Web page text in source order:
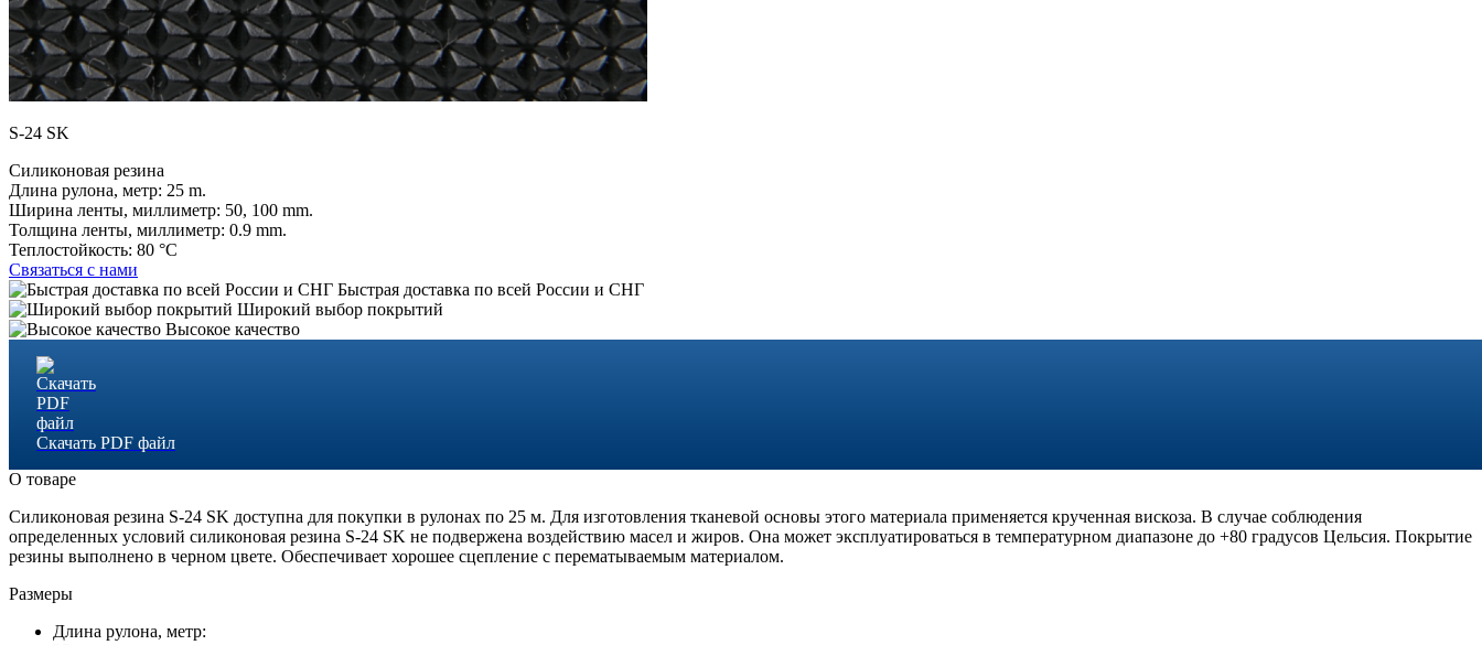
S-24 SK
Силиконовая резина
Длина рулона, метр: 25 m.
Ширина ленты, миллиметр: 50, 100 mm.
Толщина ленты, миллиметр: 0.9 mm.
Теплостойкость: 80 °C
Связаться с нами
Быстрая доставка по всей России и СНГ
Широкий выбор покрытий
Высокое качество
Скачать PDF файл
О товаре
Силиконовая резина S-24 SK доступна для покупки в рулонах по 25 м. Для изготовления тканевой основы этого материала применяется крученная вискоза. В случае соблюдения
определенных условий силиконовая резина S-24 SK не подвержена воздействию масел и жиров. Она может эксплуатироваться в температурном диапазоне до +80 градусов Цельсия. Покрытие
резины выполнено в черном цвете. Обеспечивает хорошее сцепление с перематываемым материалом.
Размеры
Длина рулона, метр: